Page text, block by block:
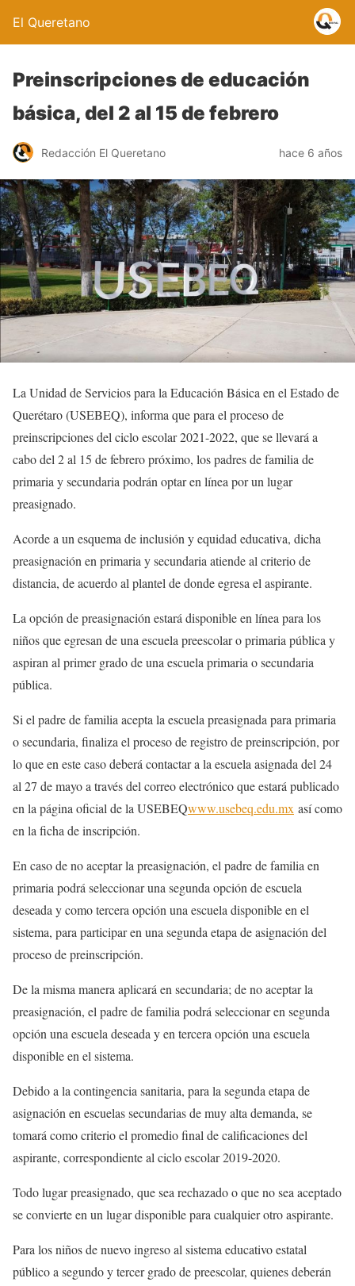
El Queretano
Preinscripciones de educación
básica, del 2 al 15 de febrero
Redacción El Queretano hace 6 años
La Unidad de Servicios para la Educación Básica en el Estado de
Querétaro (USEBEQ), informa que para el proceso de
preinscripciones del ciclo escolar 2021-2022, que se llevará a
cabo del 2 al 15 de febrero próximo, los padres de familia de
primaria y secundaria podrán optar en línea por un lugar
preasignado.
Acorde a un esquema de inclusión y equidad educativa, dicha
preasignación en primaria y secundaria atiende al criterio de
distancia, de acuerdo al plantel de donde egresa el aspirante.
La opción de preasignación estará disponible en línea para los
niños que egresan de una escuela preescolar o primaria pública y
aspiran al primer grado de una escuela primaria o secundaria
pública.
Si el padre de familia acepta la escuela preasignada para primaria
o secundaria, finaliza el proceso de registro de preinscripción, por
lo que en este caso deberá contactar a la escuela asignada del 24
al 27 de mayo a través del correo electrónico que estará publicado
en la página oficial de la USEBEQwww.usebeq.edu.mx así como
en la ficha de inscripción.
En caso de no aceptar la preasignación, el padre de familia en
primaria podrá seleccionar una segunda opción de escuela
deseada y como tercera opción una escuela disponible en el
sistema, para participar en una segunda etapa de asignación del
proceso de preinscripción.
De la misma manera aplicará en secundaria; de no aceptar la
preasignación, el padre de familia podrá seleccionar en segunda
opción una escuela deseada y en tercera opción una escuela
disponible en el sistema.
Debido a la contingencia sanitaria, para la segunda etapa de
asignación en escuelas secundarias de muy alta demanda, se
tomará como criterio el promedio final de calificaciones del
aspirante, correspondiente al ciclo escolar 2019-2020.
Todo lugar preasignado, que sea rechazado o que no sea aceptado
se convierte en un lugar disponible para cualquier otro aspirante.
Para los niños de nuevo ingreso al sistema educativo estatal
público a segundo y tercer grado de preescolar, quienes deberán